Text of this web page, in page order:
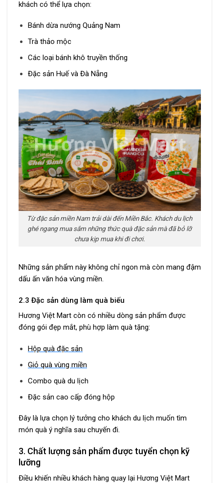
khách có thể lựa chọn:
Bánh dừa nướng Quảng Nam
Trà thảo mộc
Các loại bánh khô truyền thống
Đặc sản Huế và Đà Nẵng
Từ đặc sản miền Nam trải dài đến Miền Bắc. Khách du lịch
ghé ngang mua sắm những thức quà đặc sản mà đã bỏ lỡ
chưa kịp mua khi đi chơi.
Những sản phẩm này không chỉ ngon mà còn mang đậm
dấu ấn văn hóa vùng miền.
2.3 Đặc sản dùng làm quà biếu
Hương Việt Mart còn có nhiều dòng sản phẩm được
đóng gói đẹp mắt, phù hợp làm quà tặng:
Hộp quà đặc sản
Giỏ quà vùng miền
Combo quà du lịch
Đặc sản cao cấp đóng hộp
Đây là lựa chọn lý tưởng cho khách du lịch muốn tìm
món quà ý nghĩa sau chuyến đi.
3. Chất lượng sản phẩm được tuyển chọn kỹ
lưỡng
Điều khiến nhiều khách hàng quay lại Hương Việt Mart